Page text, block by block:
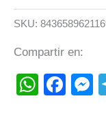
SKU:
Compartir en: